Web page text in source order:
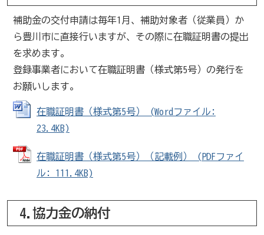
補助金の交付申請は毎年1月、補助対象者（従業員）か
ら豊川市に直接行いますが、その際に在職証明書の提出
を求めます。
登録事業者において在職証明書（様式第5号）の発行を
お願いします。
在職証明書（様式第5号） (Wordファイル:
23.4KB)
在職証明書（様式第5号）（記載例） (PDFファイ
ル: 111.4KB)
4.協力金の納付